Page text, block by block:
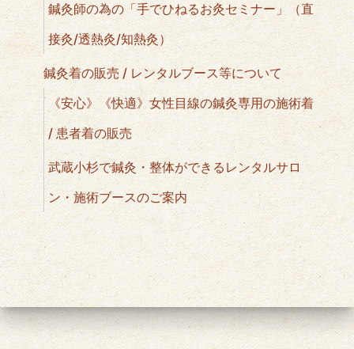
鍼灸師の為の「手でひねるお灸セミナー」（直
接灸/透熱灸/知熱灸）
鍼灸着の販売 / レンタルブース等について
《安心》《快適》女性目線の鍼灸専用の施術着
/ 患者着の販売
武蔵小杉で鍼灸・整体ができるレンタルサロ
ン・施術ブースのご案内